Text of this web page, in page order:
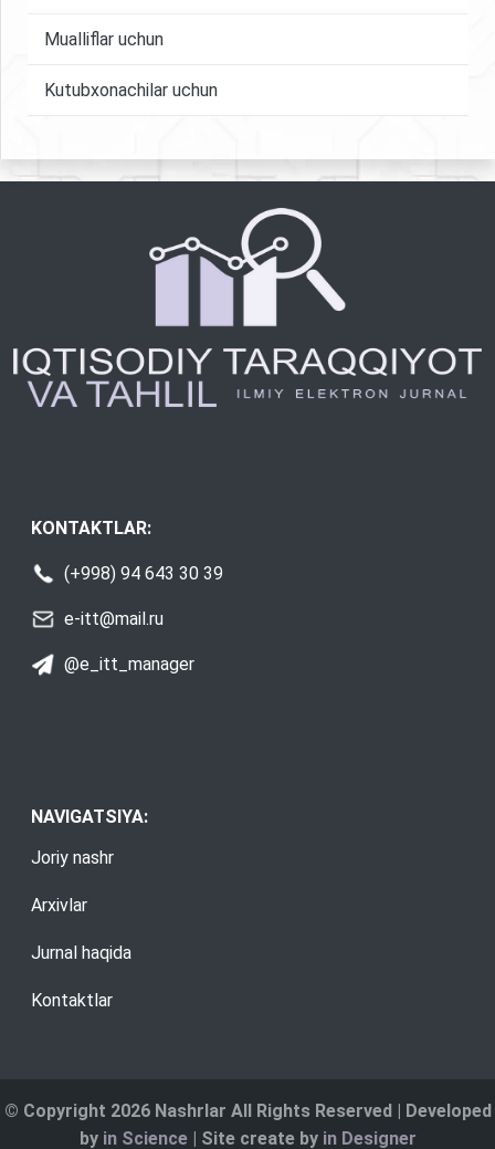
Mualliflar uchun
Kutubxonachilar uchun
KONTAKTLAR:
(+998) 94 643 30 39
e-itt@mail.ru
@e_itt_manager
NAVIGATSIYA:
Joriy nashr
Arxivlar
Jurnal haqida
Kontaktlar
© Copyright 2026 Nashrlar All Rights Reserved | Developed
by in Science| Site create by in Designer